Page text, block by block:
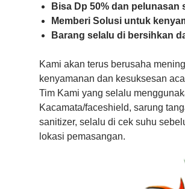
Bisa Dp 50% dan
Memberi Solusi untuk
Barang selalu di bersihkan
Kami akan terus berusaha
kenyamanan dan kesuksesan
Tim Kami yang selalu
Kacamata/faceshield, sarung
sanitizer, selalu di cek suhu
lokasi pemasangan.